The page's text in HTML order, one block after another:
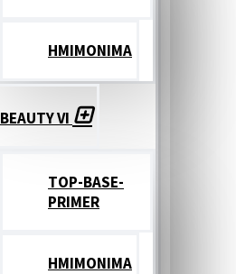
ΗΜΙΜΟΝΙΜΑ
BEAUTY VI
TOP-BASE-
PRIMER
ΗΜΙΜΟΝΙΜΑ